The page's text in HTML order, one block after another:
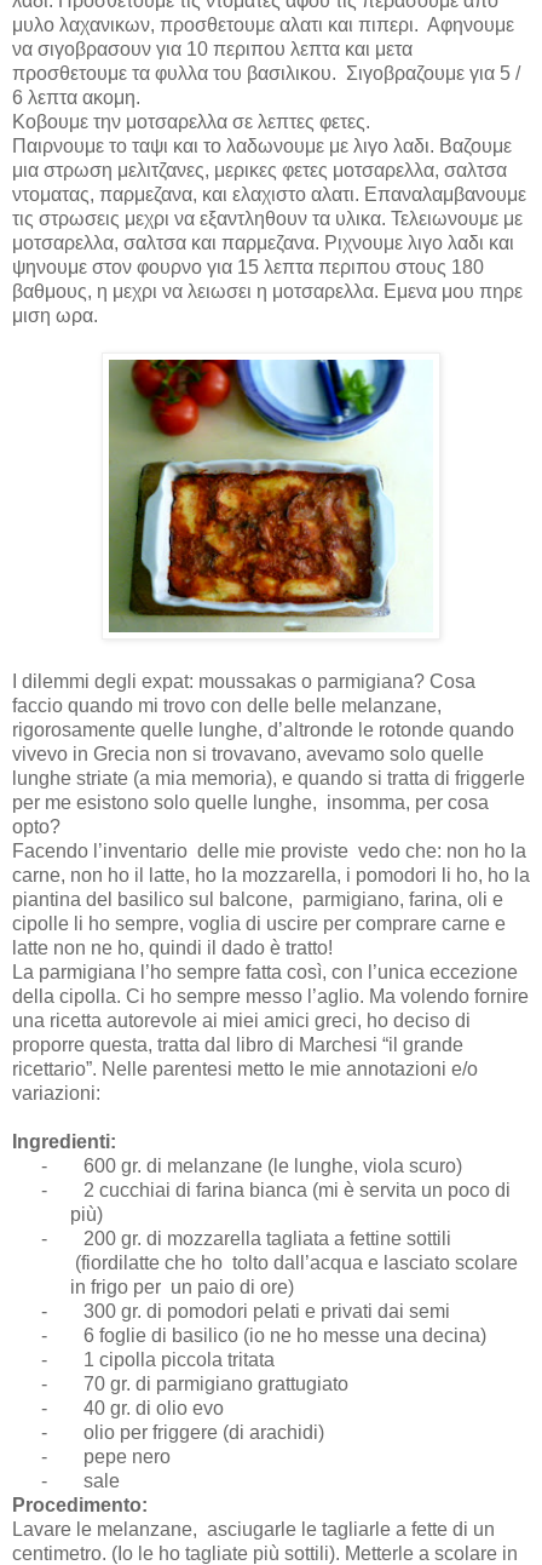
μυλο λαχανικων, προσθετουμε αλατι και πιπερι. Αφηνουμε
να σιγοβρασουν για 10 περιπου λεπτα και μετα
προσθετουμε τα φυλλα του βασιλικου. Σιγοβραζουμε για 5 /
6 λεπτα ακομη.
Κοβουμε την μοτσαρελλα σε λεπτες φετες.
Παιρνουμε το ταψι και το λαδωνουμε με λιγο λαδι. Βαζουμε
μια στρωση μελιτζανες, μερικες φετες μοτσαρελλα, σαλτσα
ντοματας, παρμεζανα, και ελαχιστο αλατι. Επαναλαμβανουμε
τις στρωσεις μεχρι να εξαντληθουν τα υλικα. Τελειωνουμε με
μοτσαρελλα, σαλτσα και παρμεζανα. Ριχνουμε λιγο λαδι και
ψηνουμε στον φουρνο για 15 λεπτα περιπου στους 180
βαθμους, η μεχρι να λειωσει η μοτσαρελλα. Εμενα μου πηρε
μιση ωρα.
I dilemmi degli expat: moussakas o parmigiana? Cosa
faccio quando mi trovo con delle belle melanzane,
rigorosamente quelle lunghe, d’altronde le rotonde quando
vivevo in Grecia non si trovavano, avevamo solo quelle
lunghe striate (a mia memoria), e quando si tratta di friggerle
per me esistono solo quelle lunghe, insomma, per cosa
opto?
Facendo l’inventario delle mie proviste vedo che: non ho la
carne, non ho il latte, ho la mozzarella, i pomodori li ho, ho la
piantina del basilico sul balcone, parmigiano, farina, oli e
cipolle li ho sempre, voglia di uscire per comprare carne e
latte non ne ho, quindi il dado è tratto!
La parmigiana l’ho sempre fatta così, con l’unica eccezione
della cipolla. Ci ho sempre messo l’aglio. Ma volendo fornire
una ricetta autorevole ai miei amici greci, ho deciso di
proporre questa, tratta dal libro di Marchesi “il grande
ricettario”. Nelle parentesi metto le mie annotazioni e/o
variazioni:
Ingredienti:
-
600 gr. di melanzane (le lunghe, viola scuro)
-
2 cucchiai di farina bianca (mi è servita un poco di
più)
-
200 gr. di mozzarella tagliata a fettine sottili
(fiordilatte che ho tolto dall’acqua e lasciato scolare
in frigo per un paio di ore)
-
300 gr. di pomodori pelati e privati dai semi
-
6 foglie di basilico (io ne ho messe una decina)
-
1 cipolla piccola tritata
-
70 gr. di parmigiano grattugiato
-
40 gr. di olio evo
-
olio per friggere (di arachidi)
-
pepe nero
-
sale
Procedimento:
Lavare le melanzane, asciugarle le tagliarle a fette di un
centimetro. (Io le ho tagliate più sottili). Metterle a scolare in